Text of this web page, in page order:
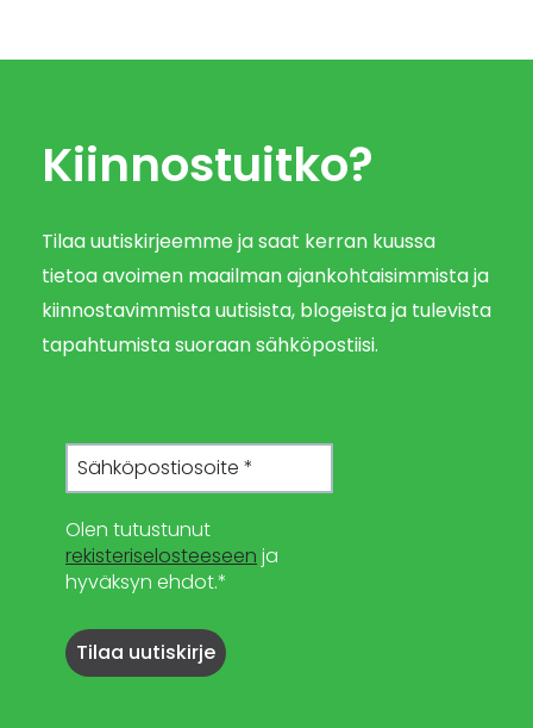
Kiinnostuitko?
Tilaa uutiskirjeemme ja saat kerran kuussa
tietoa avoimen maailman ajankohtaisimmista ja
kiinnostavimmista uutisista, blogeista ja tulevista
tapahtumista suoraan sähköpostiisi.
Olen tutustunut
rekisteriselosteeseen ja
hyväksyn ehdot.*